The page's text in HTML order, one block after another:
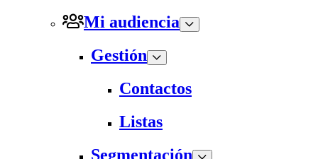
Mi audiencia
Gestión
Contactos
Listas
Segmentación